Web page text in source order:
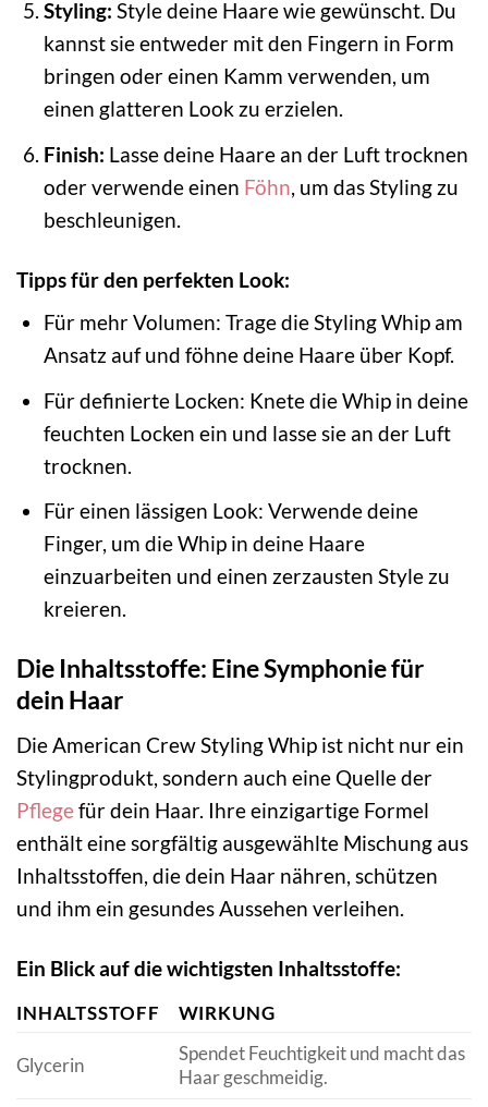
Styling: Style deine Haare wie gewünscht. Du
kannst sie entweder mit den Fingern in Form
bringen oder einen Kamm verwenden, um
einen glatteren Look zu erzielen.
Finish: Lasse deine Haare an der Luft trocknen
oder verwende einen Föhn, um das Styling zu
beschleunigen.
Tipps für den perfekten Look:
Für mehr Volumen: Trage die Styling Whip am
Ansatz auf und föhne deine Haare über Kopf.
Für definierte Locken: Knete die Whip in deine
feuchten Locken ein und lasse sie an der Luft
trocknen.
Für einen lässigen Look: Verwende deine
Finger, um die Whip in deine Haare
einzuarbeiten und einen zerzausten Style zu
kreieren.
Die Inhaltsstoffe: Eine Symphonie für
dein Haar
Die American Crew Styling Whip ist nicht nur ein
Stylingprodukt, sondern auch eine Quelle der
Pflegefür dein Haar. Ihre einzigartige Formel
enthält eine sorgfältig ausgewählte Mischung aus
Inhaltsstoffen, die dein Haar nähren, schützen
und ihm ein gesundes Aussehen verleihen.
Ein Blick auf die wichtigsten Inhaltsstoffe:
INHALTSSTOFF WIRKUNG
Glycerin
Spendet Feuchtigkeit und macht das
Haar geschmeidig.